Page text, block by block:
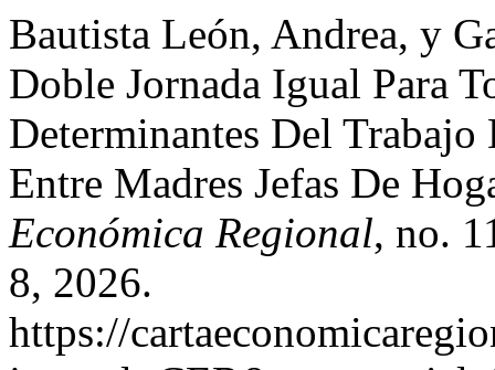
Bautista León, Andrea, y
Doble Jornada Igual Para
Determinantes Del
Entre Madres Jefas De
Económica Regional, no.
8, 2026.
https://